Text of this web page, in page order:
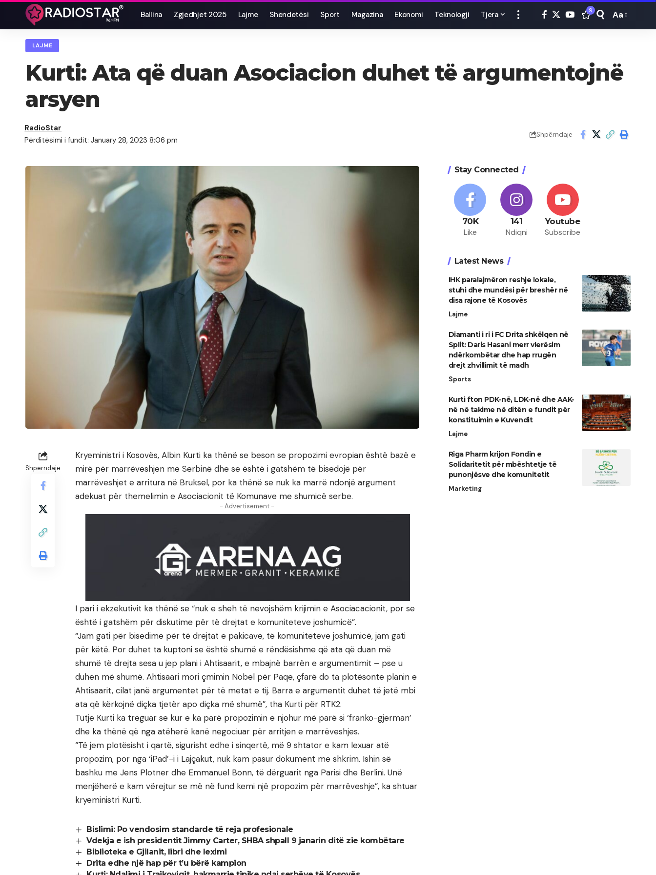
Ballina Zgjedhjet 2025 Lajme Shëndetësi Sport Magazina Ekonomi Teknologji Tjera 9
Font
Aa
LAJME
Kurti: Ata që duan Asociacion duhet të argumentojnë
arsyen
Përditësimi i fundit: January 28, 2023 8:06 pm
RadioStar
Shpërndaje
Shpërndaje
Kryeministri i Kosovës, Albin Kurti ka thënë se beson se propozimi evropian është bazë e
mirë për marrëveshjen me Serbinë dhe se është i gatshëm të bisedojë për
marrëveshjet e arritura në Bruksel, por ka thënë se nuk ka marrë ndonjë argument
adekuat për themelimin e Asociacionit të Komunave me shumicë serbe.
- Advertisement -
I pari i ekzekutivit ka thënë se “nuk e sheh të nevojshëm krijimin e Asociacacionit, por se
është i gatshëm për diskutime për të drejtat e komuniteteve joshumicë”.
“Jam gati për bisedime për të drejtat e pakicave, të komuniteteve joshumicë, jam gati
për këtë. Por duhet ta kuptoni se është shumë e rëndësishme që ata që duan më
shumë të drejta sesa u jep plani i Ahtisaarit, e mbajnë barrën e argumentimit – pse u
duhen më shumë. Ahtisaari mori çmimin Nobel për Paqe, çfarë do ta plotësonte planin e
Ahtisaarit, cilat janë argumentet për të metat e tij. Barra e argumentit duhet të jetë mbi
ata që kërkojnë diçka tjetër apo diçka më shumë”, tha Kurti për RTK2.
Tutje Kurti ka treguar se kur e ka parë propozimin e njohur më parë si ‘franko-gjerman’
dhe ka thënë që nga atëherë kanë negociuar për arritjen e marrëveshjes.
“Të jem plotësisht i qartë, sigurisht edhe i sinqertë, më 9 shtator e kam lexuar atë
propozim, por nga ‘iPad’-i i Lajçakut, nuk kam pasur dokument me shkrim. Ishin së
bashku me Jens Plotner dhe Emmanuel Bonn, të dërguarit nga Parisi dhe Berlini. Unë
menjëherë e kam vërejtur se më në fund kemi një propozim për marrëveshje”, ka shtuar
kryeministri Kurti.
Bislimi: Po vendosim standarde të reja profesionale
Vdekja e ish presidentit Jimmy Carter, SHBA shpall 9 janarin ditë zie kombëtare
Biblioteka e Gjilanit, libri dhe leximi
Drita edhe një hap për t’u bërë kampion
Stay Connected
70K
Like
141
Ndiqni
Youtube
Subscribe
Latest News
IHK paralajmëron reshje lokale,
stuhi dhe mundësi për breshër në
disa rajone të Kosovës
Lajme
Diamanti i ri i FC Drita shkëlqen në
Split: Daris Hasani merr vlerësim
ndërkombëtar dhe hap rrugën
drejt zhvillimit të madh
Sports
Kurti fton PDK-në, LDK-në dhe AAK-
në në takime në ditën e fundit për
konstituimin e Kuvendit
Lajme
Riga Pharm krijon Fondin e
Solidaritetit për mbështetje të
punonjësve dhe komunitetit
Marketing